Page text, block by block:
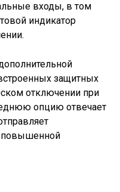
входы, в том
индикатор
защитных
отключении при
опцию отвечает
повышенной